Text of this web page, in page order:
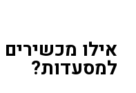
אילו
למסעדות?